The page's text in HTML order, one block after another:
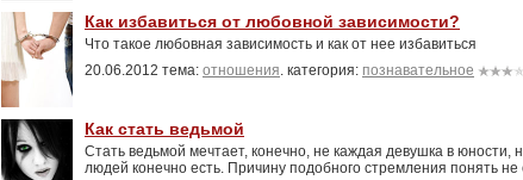
Как избавиться от любовной зависимости?
Что такое любовная зависимость и как от нее избавиться
20.06.2012 тема: отношения. категория: познавательное
Как стать ведьмой
Стать ведьмой мечтает, конечно, не каждая девушка в юности,
людей конечно есть. Причину подобного стремления понять не